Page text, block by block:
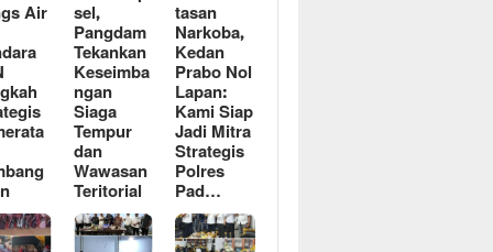
Air sel,
Pangdam
Tekankan
Keseimba
ngan
Siaga
Tempur
dan
Wawasan
Teritorial
tasan
Narkoba,
Kedan
Prabo Nol
Lapan:
Kami Siap
Jadi Mitra
Strategis
Polres
Pad…